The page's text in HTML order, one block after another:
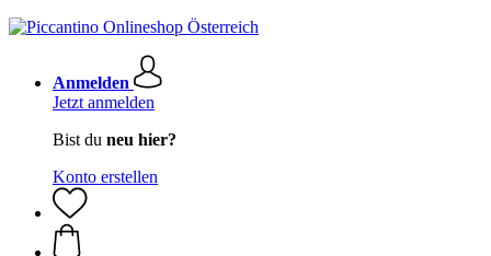
Anmelden
Jetzt anmelden
Bist du neu hier?
Konto erstellen